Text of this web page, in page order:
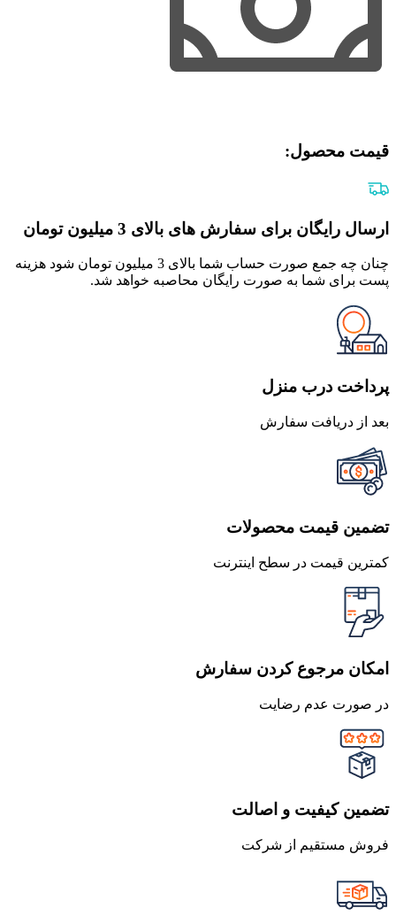
قیمت محصول:​
ارسال رایگان برای سفارش های بالای 3 میلیون تومان
چنان چه جمع صورت حساب شما بالای 3 میلیون تومان شود هزینه
پست برای شما به صورت رایگان محاصبه خواهد شد.
پرداخت درب منزل
بعد از دریافت سفارش
تضمین قیمت محصولات
کمترین قیمت در سطح اینترنت
امکان مرجوع کردن سفارش
در صورت عدم رضایت
تضمین کیفیت و اصالت
فروش مستقیم از شرکت